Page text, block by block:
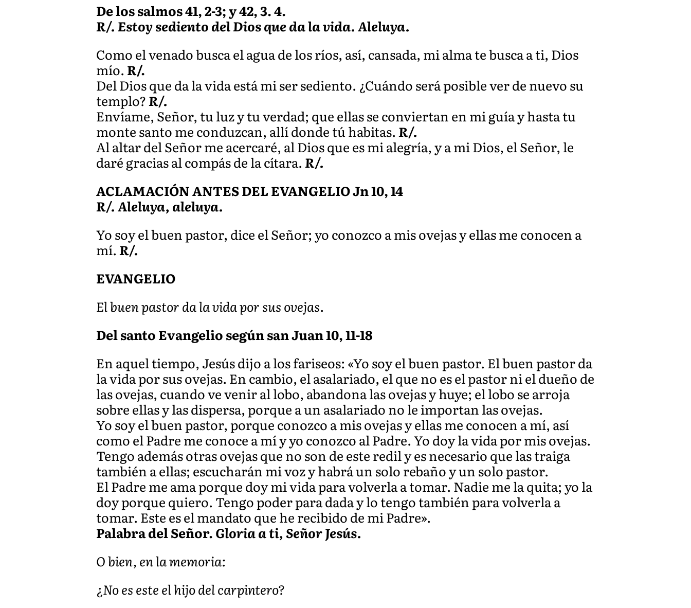
De los salmos 41, 2-3; y 42, 3. 4.
R/. Estoy sediento del Dios que da la vida. Aleluya.
Como el venado busca el agua de los ríos, así, cansada, mi alma te busca a ti, Dios
mío. R/.
Del Dios que da la vida está mi ser sediento. ¿Cuándo será posible ver de nuevo su
templo?R/.
Envíame, Señor, tu luz y tu verdad; que ellas se conviertan en mi guía y hasta tu
monte santo me conduzcan, allí donde tú habitas.R/.
Al altar del Señor me acercaré, al Dios que es mi alegría, y a mi Dios, el Señor, le
daré gracias al compás de la cítara.R/.
ACLAMACIÓN ANTES DEL EVANGELIO Jn 10, 14
R/. Aleluya, aleluya.
Yo soy el buen pastor, dice el Señor; yo conozco a mis ovejas y ellas me conocen a
mí.R/.
EVANGELIO
El buen pastor da la vida por sus ovejas.
Del santo Evangelio según san Juan 10, 11-18
En aquel tiempo, Jesús dijo a los fariseos: «Yo soy el buen pastor. El buen pastor da
la vida por sus ovejas. En cambio, el asalariado, el que no es el pastor ni el dueño de
las ovejas, cuando ve venir al lobo, abandona las ovejas y huye; el lobo se arroja
sobre ellas y las dispersa, porque a un asalariado no le importan las ovejas.
Yo soy el buen pastor, porque conozco a mis ovejas y ellas me conocen a mí, así
como el Padre me conoce a mí y yo conozco al Padre. Yo doy la vida por mis ovejas.
Tengo además otras ovejas que no son de este redil y es necesario que las traiga
también a ellas; escucharán mi voz y habrá un solo rebaño y un solo pastor.
El Padre me ama porque doy mi vida para volverla a tomar. Nadie me la quita; yo la
doy porque quiero. Tengo poder para dada y lo tengo también para volverla a
tomar. Este es el mandato que he recibido de mi Padre».
Palabra del Señor.Gloria a ti, Señor Jesús.
O bien, en la memoria:
¿No es este el hijo del carpintero?